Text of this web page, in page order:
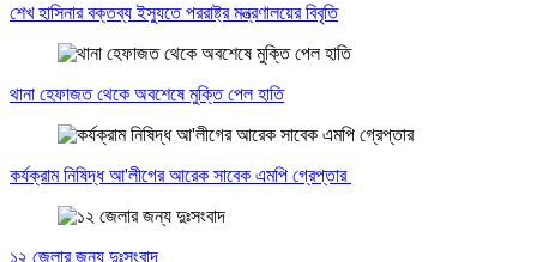
শেখ হাসিনার বক্তব্য ইস্যুতে পররাষ্ট্র মন্ত্রণালয়ের বিবৃতি
থানা হেফাজত থেকে অবশেষে মুক্তি পেল হাতি
কর্যক্রাম নিষিদ্ধ আ'লীগের আরেক সাবেক এমপি গ্রেপ্তার
১২ জেলার জন্য দুঃসংবাদ